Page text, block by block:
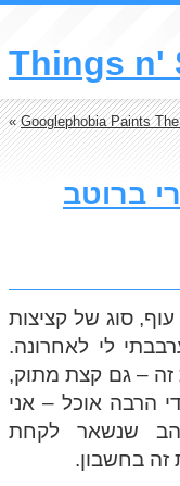
Things n'
«Googlephobia Paints
ברוטב
סוג של קציצות
לי לאחרונה.
זה – גם קצת מתוק,
הרבה אוכל – אני
שנשאר לקחת
בחשבון.